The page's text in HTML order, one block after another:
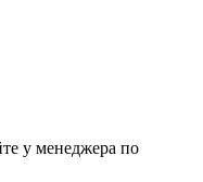
у менеджера по